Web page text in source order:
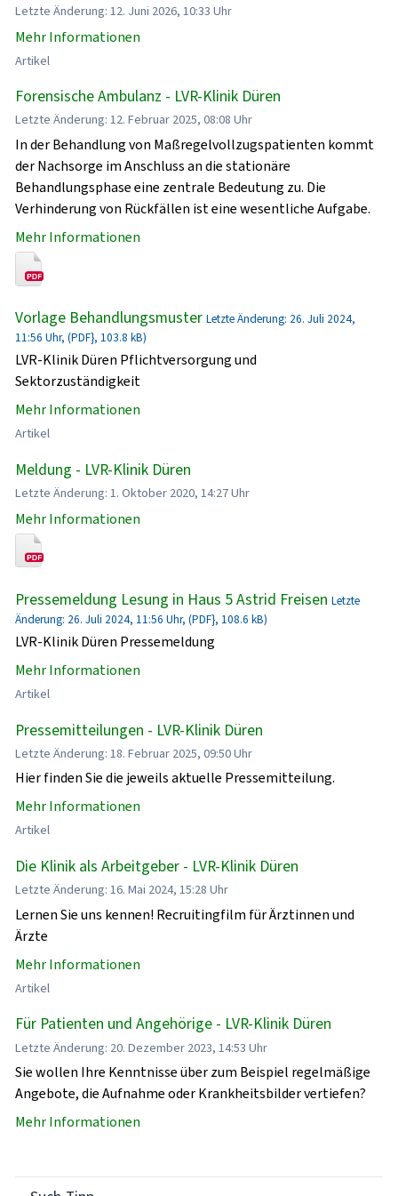
Letzte Änderung: 12. Juni 2026, 10:33 Uhr
Mehr Informationen
Artikel
Forensische Ambulanz - LVR-Klinik Düren
Letzte Änderung: 12. Februar 2025, 08:08 Uhr
In der Behandlung von Maßregelvollzugspatienten kommt
der Nachsorge im Anschluss an die stationäre
Behandlungsphase eine zentrale Bedeutung zu. Die
Verhinderung von Rückfällen ist eine wesentliche Aufgabe.
Mehr Informationen
Vorlage Behandlungsmuster Letzte Änderung: 26. Juli 2024,
11:56 Uhr, (PDF}, 103.8 kB)
LVR-Klinik Düren Pflichtversorgung und
Sektorzuständigkeit
Mehr Informationen
Artikel
Meldung - LVR-Klinik Düren
Letzte Änderung: 1. Oktober 2020, 14:27 Uhr
Mehr Informationen
Pressemeldung Lesung in Haus 5 Astrid Freisen Letzte
Änderung: 26. Juli 2024, 11:56 Uhr, (PDF}, 108.6 kB)
LVR-Klinik Düren Pressemeldung
Mehr Informationen
Artikel
Pressemitteilungen - LVR-Klinik Düren
Letzte Änderung: 18. Februar 2025, 09:50 Uhr
Hier finden Sie die jeweils aktuelle Pressemitteilung.
Mehr Informationen
Artikel
Die Klinik als Arbeitgeber - LVR-Klinik Düren
Letzte Änderung: 16. Mai 2024, 15:28 Uhr
Lernen Sie uns kennen! Recruitingfilm für Ärztinnen und
Ärzte
Mehr Informationen
Artikel
Für Patienten und Angehörige - LVR-Klinik Düren
Letzte Änderung: 20. Dezember 2023, 14:53 Uhr
Sie wollen Ihre Kenntnisse über zum Beispiel regelmäßige
Angebote, die Aufnahme oder Krankheitsbilder vertiefen?
Mehr Informationen